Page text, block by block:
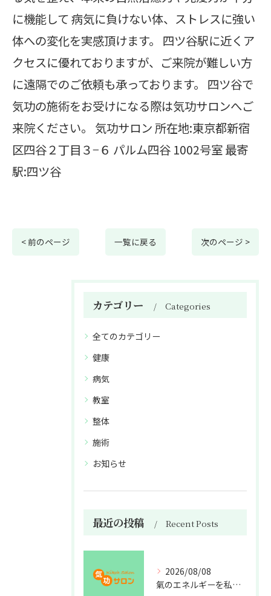
に機能して 病気に負けない体、ストレスに強い
体への変化を実感頂けます。 四ツ谷駅に近くア
クセスに優れておりますが、ご来院が難しい方
に遠隔でのご依頼も承っております。 四ツ谷で
気功の施術をお受けになる際は気功サロンへご
来院ください。 気功サロン 所在地:東京都新宿
区四谷２丁目３−６ パルム四谷 1002号室 最寄
駅:四ツ谷
< 前のページ 一覧に戻る 次のページ >
カテゴリー Categories
全てのカテゴリー
健康
病気
教室
整体
施術
お知らせ
最近の投稿 Recent Posts
2026/08/08
氣のエネルギーを私利私欲のために使うな